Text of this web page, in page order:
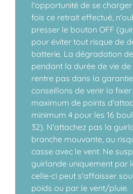
l'opportunité de se
fois ce retrait effectué,
presser le bouton OFF
pour éviter tout risque de
batterie. La dégradation
pendant la durée de vie
rentre pas dans la
conseillons de venir la
maximum de points
minimum 4 pour les 16
32). N'attachez pas la
branche mouvante, au
casse avec le vent. Ne
guirlande uniquement par
celle-ci peut s'affaisser
poids ou par le vent/pluie.